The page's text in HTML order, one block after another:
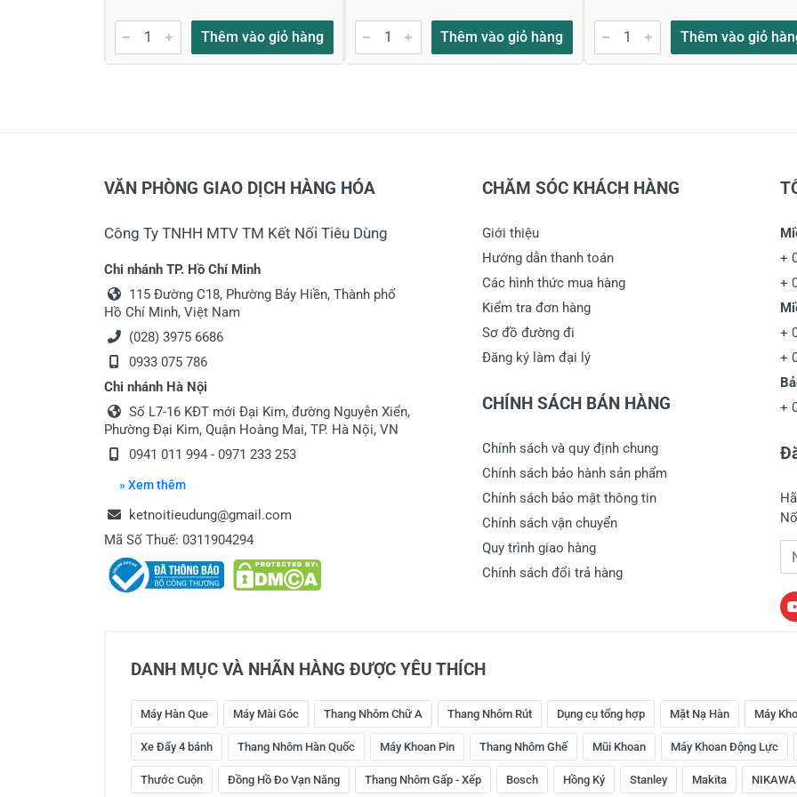
Thêm vào giỏ hàng Thêm vào giỏ hàng Thêm vào giỏ
VĂN PHÒNG GIAO DỊCH HÀNG HÓA
Công Ty TNHH MTV TM Kết Nối Tiêu Dùng
Chi nhánh TP. Hồ Chí Minh
115 Đường C18, Phường Bảy Hiền, Thành phố
Hồ Chí Minh, Việt Nam
(028) 3975 6686
0933 075 786
Chi nhánh Hà Nội
Số L7-16 KĐT mới Đại Kim, đường Nguyễn Xiển,
Phường Đại Kim, Quận Hoàng Mai, TP. Hà Nội, VN
0941 011 994 - 0971 233 253
» Xem thêm
ketnoitieudung@gmail.com
Mã Số Thuế: 0311904294
CHĂM SÓC KHÁCH HÀNG
Giới thiệu
Hướng dẫn thanh toán
Các hình thức mua hàng
Kiểm tra đơn hàng
Sơ đồ đường đi
Đăng ký làm đại lý
CHÍNH SÁCH BÁN HÀNG
Chính sách và quy định chung
Chính sách bảo hành sản phẩm
Chính sách bảo mật thông tin
Chính sách vận chuyển
Quy trình giao hàng
Chính sách đổi trả hàng
+
+
+
+
+
DANH MỤC VÀ NHÃN HÀNG ĐƯỢC YÊU THÍCH
Máy Hàn Que Máy Mài Góc Thang Nhôm Chữ A Thang Nhôm Rút Dụng cụ tổng hợp Mặt Nạ Hàn Máy
Xe Đẩy 4 bánh Thang Nhôm Hàn Quốc Máy Khoan Pin Thang Nhôm Ghế Mũi Khoan Máy Khoan Động Lực
Thước Cuộn Đồng Hồ Đo Vạn Năng Thang Nhôm Gấp - Xếp Bosch Hồng Ký Stanley Makita NIKAWA